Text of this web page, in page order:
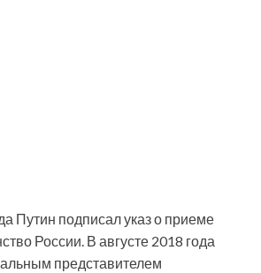
Путин подписал указ о приеме
России. В августе 2018 года
представителем